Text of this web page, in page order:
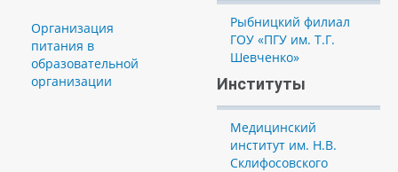
Организация
питания в
образовательной
организации
Рыбницкий филиал
ГОУ «ПГУ им. Т.Г.
Шевченко»
Институты
Медицинский
институт им. Н.В.
Склифосовского